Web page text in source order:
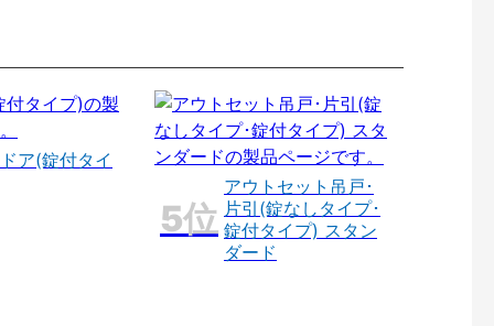
ア(錠付タイ
アウトセット吊戸･
片引(錠なしタイプ･
錠付タイプ) スタン
ダード